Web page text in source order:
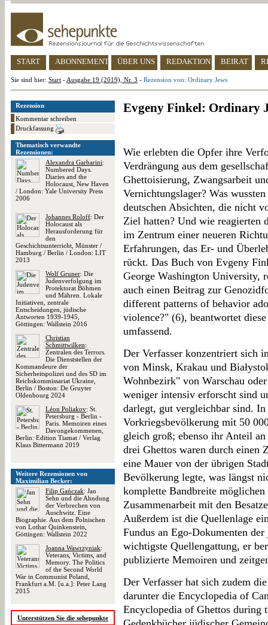
START ABONNEMENT ÜBER UNS REDAKTION BEIRAT
Sie sind hier: Start - Ausgabe 19 (2019), Nr. 3 - Rezension von: Ordinary Jews
Rezension
Kommentar schreiben
Druckfassung
Thematisch verwandte
Rezensionen:
Alexandra Garbarini:
Numbered Days.
Diaries and the
Holocaust, New Haven
/ London: Yale University Press
2006
Johannes Roloff: Der
Holocaust als
Herausforderung für
den
Geschichtsunterricht, Münster /
Hamburg / Berlin / London: LIT
2013
Wolf Gruner: Die
Judenverfolgung im
Protektorat Böhmen
und Mähren. Lokale
Initiativen, zentrale
Entscheidungen, jüdische
Antworten 1939-1945,
Göttingen: Wallstein 2016
Christian
Schmittwilken:
Zentralen des Terrors.
Die Dienststellen der
Kommandeure der
Sicherheitspolizei und des SD im
Reichskommissariat Ukraine,
Berlin / Boston: De Gruyter
Oldenbourg 2024
Léon Poliakov: St.
Petersburg - Berlin -
Paris. Memoiren eines
Davongekommenen,
Berlin: Edition Tiamat / Verlag
Klaus Bittermann 2019
Weitere Rezensionen von
Maximilian Becker:
Filip Gańczak: Jan
Sehn und die Ahndung
der Verbrechen von
Auschwitz. Eine
Biographie. Aus dem Polnischen
von Lothar Quinkenstein,
Göttingen: Wallstein 2022
Joanna Wawrzyniak:
Veterans, Victims, and
Memory. The Politics
of the Second World
War in Communist Poland,
Frankfurt a.M. [u.a.]: Peter Lang
2015
Unterstützen Sie die sehepunkte
Evgeny Finkel: Ordinary
Wie erlebten die Opfer ihre
Verdrängung aus dem
Ghettoisierung, Zwangsarbeit
Vernichtungslager? Was
deutschen Absichten, die nicht
Ziel hatten? Und wie reagierten
im Zentrum einer neueren
Erfahrungen, das Er- und
rückt. Das Buch von Evgeny
George Washington University,
auch einen Beitrag zur
different patterns of behavior
violence?" (6), beantwortet
umfassend.
Der Verfasser konzentriert sich
von Minsk, Krakau und
Wohnbezirk" von Warschau
weniger intensiv erforscht sind
darlegt, gut vergleichbar sind.
Vorkriegsbevölkerung mit 50
gleich groß; ebenso ihr Anteil
drei Ghettos waren durch einen
eine Mauer von der übrigen
Bevölkerung legte, was längst
komplette Bandbreite
Zusammenarbeit mit den
Außerdem ist die Quellenlage
Fundus an Ego-Dokumenten
wichtigste Quellengattung, er
publizierte Memoiren und
Der Verfasser hat sich zudem
darunter die Encyclopedia of
Encyclopedia of Ghettos during